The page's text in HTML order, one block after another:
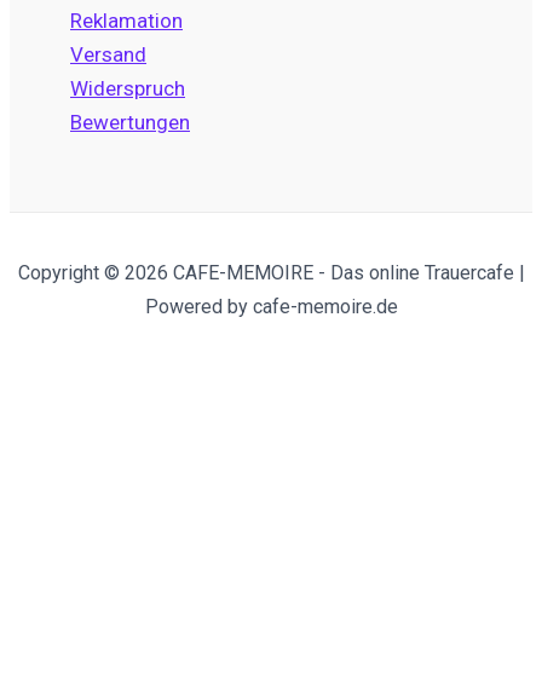
Reklamation
Versand
Widerspruch
Bewertungen
Copyright © 2026 CAFE-MEMOIRE - Das online Trauercafe |
Powered by cafe-memoire.de